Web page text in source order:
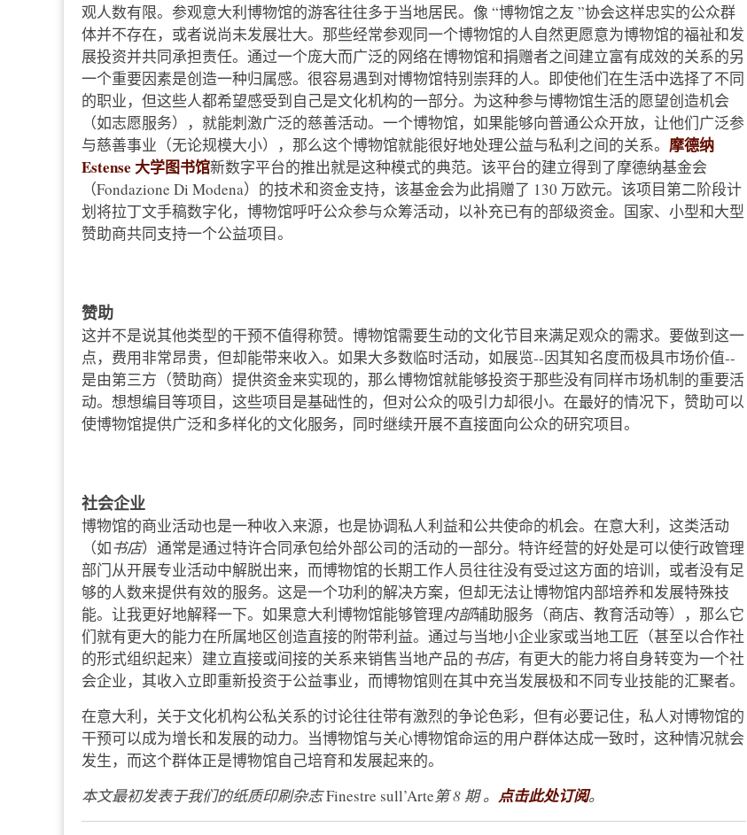
观人数有限。参观意大利博物馆的游客往往多于当地居民。像 “博物馆之友 ”协会这样忠实的公众群
体并不存在，或者说尚未发展壮大。那些经常参观同一个博物馆的人自然更愿意为博物馆的福祉和发
展投资并共同承担责任。通过一个庞大而广泛的网络在博物馆和捐赠者之间建立富有成效的关系的另
一个重要因素是创造一种归属感。很容易遇到对博物馆特别崇拜的人。即使他们在生活中选择了不同
的职业，但这些人都希望感受到自己是文化机构的一部分。为这种参与博物馆生活的愿望创造机会
（如志愿服务），就能刺激广泛的慈善活动。一个博物馆，如果能够向普通公众开放，让他们广泛参
与慈善事业（无论规模大小），那么这个博物馆就能很好地处理公益与私利之间的关系。 摩德纳
Estense 大学图书馆新数字平台的推出就是这种模式的典范。该平台的建立得到了摩德纳基金会
（Fondazione Di Modena）的技术和资金支持，该基金会为此捐赠了 130 万欧元。该项目第二阶段计
划将拉丁文手稿数字化，博物馆呼吁公众参与众筹活动，以补充已有的部级资金。国家、小型和大型
赞助商共同支持一个公益项目。
赞助
这并不是说其他类型的干预不值得称赞。博物馆需要生动的文化节目来满足观众的需求。要做到这一
点，费用非常昂贵，但却能带来收入。如果大多数临时活动，如展览--因其知名度而极具市场价值--
是由第三方（赞助商）提供资金来实现的，那么博物馆就能够投资于那些没有同样市场机制的重要活
动。想想编目等项目，这些项目是基础性的，但对公众的吸引力却很小。在最好的情况下，赞助可以
使博物馆提供广泛和多样化的文化服务，同时继续开展不直接面向公众的研究项目。
社会企业
博物馆的商业活动也是一种收入来源，也是协调私人利益和公共使命的机会。在意大利，这类活动
（如书店）通常是通过特许合同承包给外部公司的活动的一部分。特许经营的好处是可以使行政管理
部门从开展专业活动中解脱出来，而博物馆的长期工作人员往往没有受过这方面的培训，或者没有足
够的人数来提供有效的服务。这是一个功利的解决方案，但却无法让博物馆内部培养和发展特殊技
能。让我更好地解释一下。如果意大利博物馆能够管理内部辅助服务（商店、教育活动等），那么它
们就有更大的能力在所属地区创造直接的附带利益。通过与当地小企业家或当地工匠（甚至以合作社
的形式组织起来）建立直接或间接的关系来销售当地产品的书店，有更大的能力将自身转变为一个社
会企业，其收入立即重新投资于公益事业，而博物馆则在其中充当发展极和不同专业技能的汇聚者。
在意大利，关于文化机构公私关系的讨论往往带有激烈的争论色彩，但有必要记住，私人对博物馆的
干预可以成为增长和发展的动力。当博物馆与关心博物馆命运的用户群体达成一致时，这种情况就会
发生，而这个群体正是博物馆自己培育和发展起来的。
本文最初发表于我们的纸质印刷杂志Finestre sull’Arte第 8 期。 点击此处订阅。